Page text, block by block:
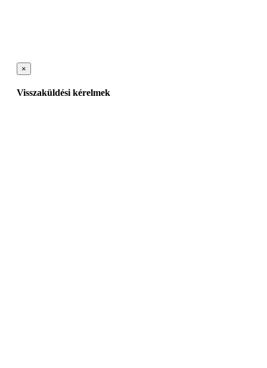
×
Visszaküldési kérelmek